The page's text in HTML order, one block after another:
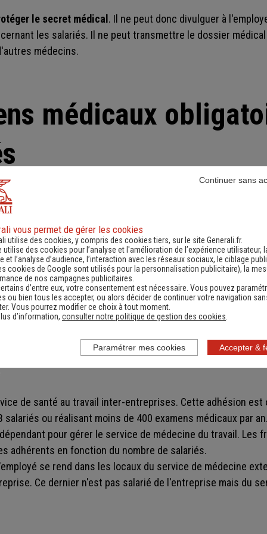
le secret médical . Il ne peut donc divulguer à
les salariés. Il ne peut transmettre le dossier
médecins.
médicaux
les examens médicaux ?
le service de médecine du travail peut être propre à une
salariés ou réalisant 2134 examens médicaux au
de médecine du travail. Des locaux doivent alors être
de l'entreprise.
de santé au travail inter-entreprises. Cette adhésion est
ou réalisant moins de 400 examens médicaux par
pour gérer le service de médecine du travail. Les
adhérents en fonction du nombre de salariés.
se rend dans les locaux du service de médecine
Ce dernier n'est pas salarié de l'entreprise mais du
vous permet de gérer les cookies
utilise des cookies, y compris des cookies tiers, sur le site Generali.fr.
utilise des cookies pour l’analyse et l'amélioration de l’expérience utilisateur,
et l’analyse d’audience, l’interaction avec les réseaux sociaux, le ciblage
cookies de Google sont utilisés pour la personnalisation publicitaire), la
de nos campagnes publicitaires.
d’entre eux, votre consentement est nécessaire. Vous pouvez
ou bien tous les accepter, ou alors décider de continuer votre navigation
Vous pourrez modifier ce choix à tout moment.
d’information, consulter notre politique de gestion des cookies
Accepter &
Continuer sans
Paramétrer mes cookies